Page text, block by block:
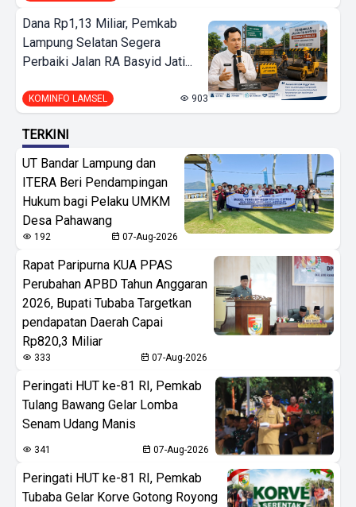
Dana Rp1,13 Miliar, Pemkab
Lampung Selatan Segera
Perbaiki Jalan RA Basyid Jati...
KOMINFO LAMSEL 903
TERKINI
UT Bandar Lampung dan
ITERA Beri Pendampingan
Hukum bagi Pelaku UMKM
Desa Pahawang
192 07-Aug-2026
Rapat Paripurna KUA PPAS
Perubahan APBD Tahun Anggaran
2026, Bupati Tubaba Targetkan
pendapatan Daerah Capai
Rp820,3 Miliar
333 07-Aug-2026
Peringati HUT ke-81 RI, Pemkab
Tulang Bawang Gelar Lomba
Senam Udang Manis
341 07-Aug-2026
Peringati HUT ke-81 RI, Pemkab
Tubaba Gelar Korve Gotong Royong